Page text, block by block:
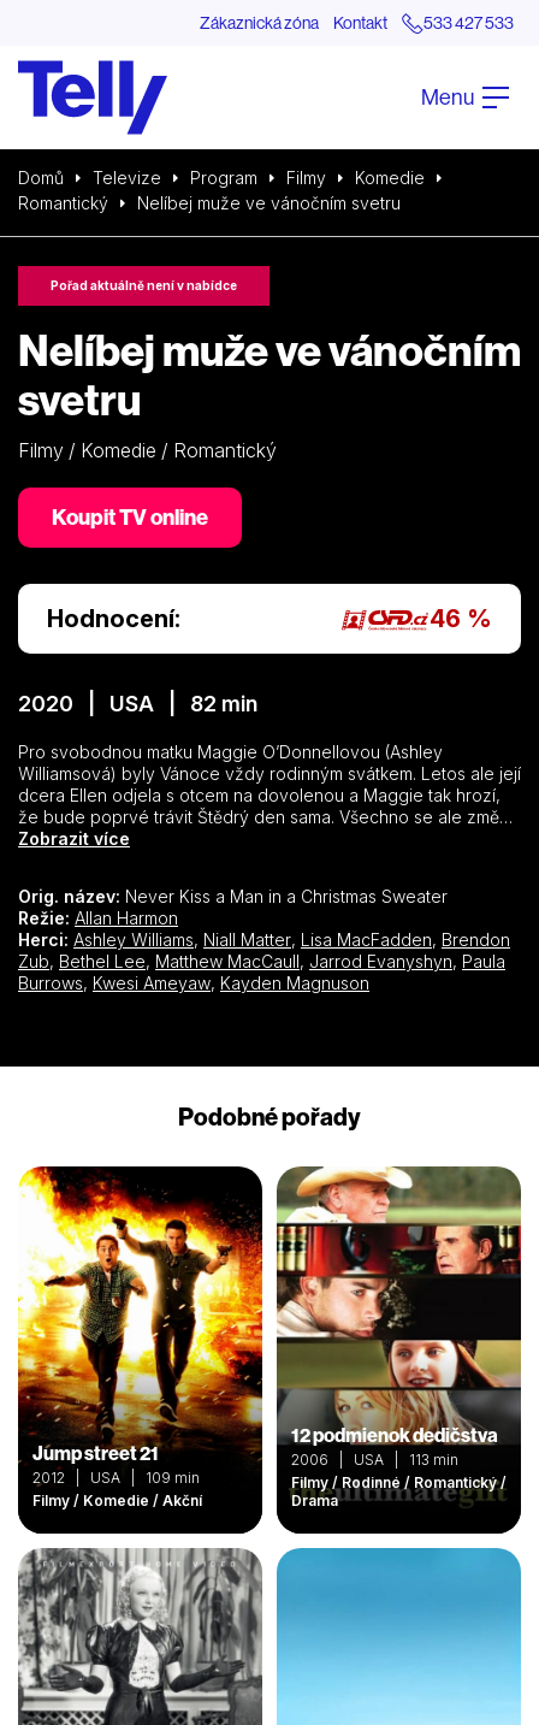
Zákaznická zóna Kontakt 533 427 533
Menu
Domů Televize Program Filmy
Komedie
Romantický
Nelíbej muže ve vánočním svetru
Pořad aktuálně není v nabídce
Nelíbej muže ve vánočním
svetru
Filmy / Komedie / Romantický
Koupit TV online
Hodnocení: 46 %
2020 | USA | 82 min
Pro svobodnou matku Maggie O’Donnellovou (Ashley
Williamsová) byly Vánoce vždy rodinným svátkem. Letos ale její
dcera Ellen odjela s otcem na dovolenou a Maggie tak hrozí,
že bude poprvé trávit Štědrý den sama. Všechno se ale změní,
když při nákupech doslova narazí na Lucase Cavelliho (Niall
svátky ve městě. Maggie ho ubytuje ve svém domku pro hosty,
aby se zotavil a zregeneroval. Oba nacházejí útěchu v novém
přátelství, které brzy přeroste v lásku…
Zobrazit více
Orig. název: Never Kiss a Man in a Christmas Sweater
Režie: Allan Harmon
Herci: Ashley Williams, Niall Matter, Lisa MacFadden, Brendon
Zub, Bethel Lee, Matthew MacCaull, Jarrod Evanyshyn, Paula
Burrows, Kwesi Ameyaw, Kayden Magnuson
Podobné pořady
Jump street 21
2012 | USA | 109 min
Filmy / Komedie / Akční
12 podmienok dedičstva
2006 | USA | 113 min
Filmy / Rodinné / Romantický /
Drama